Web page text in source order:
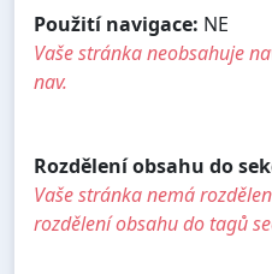
Použití navigace: NE
Vaše stránka neobsahuje
nav.
Rozdělení obsahu do
Vaše stránka nemá
rozdělení obsahu do tagů